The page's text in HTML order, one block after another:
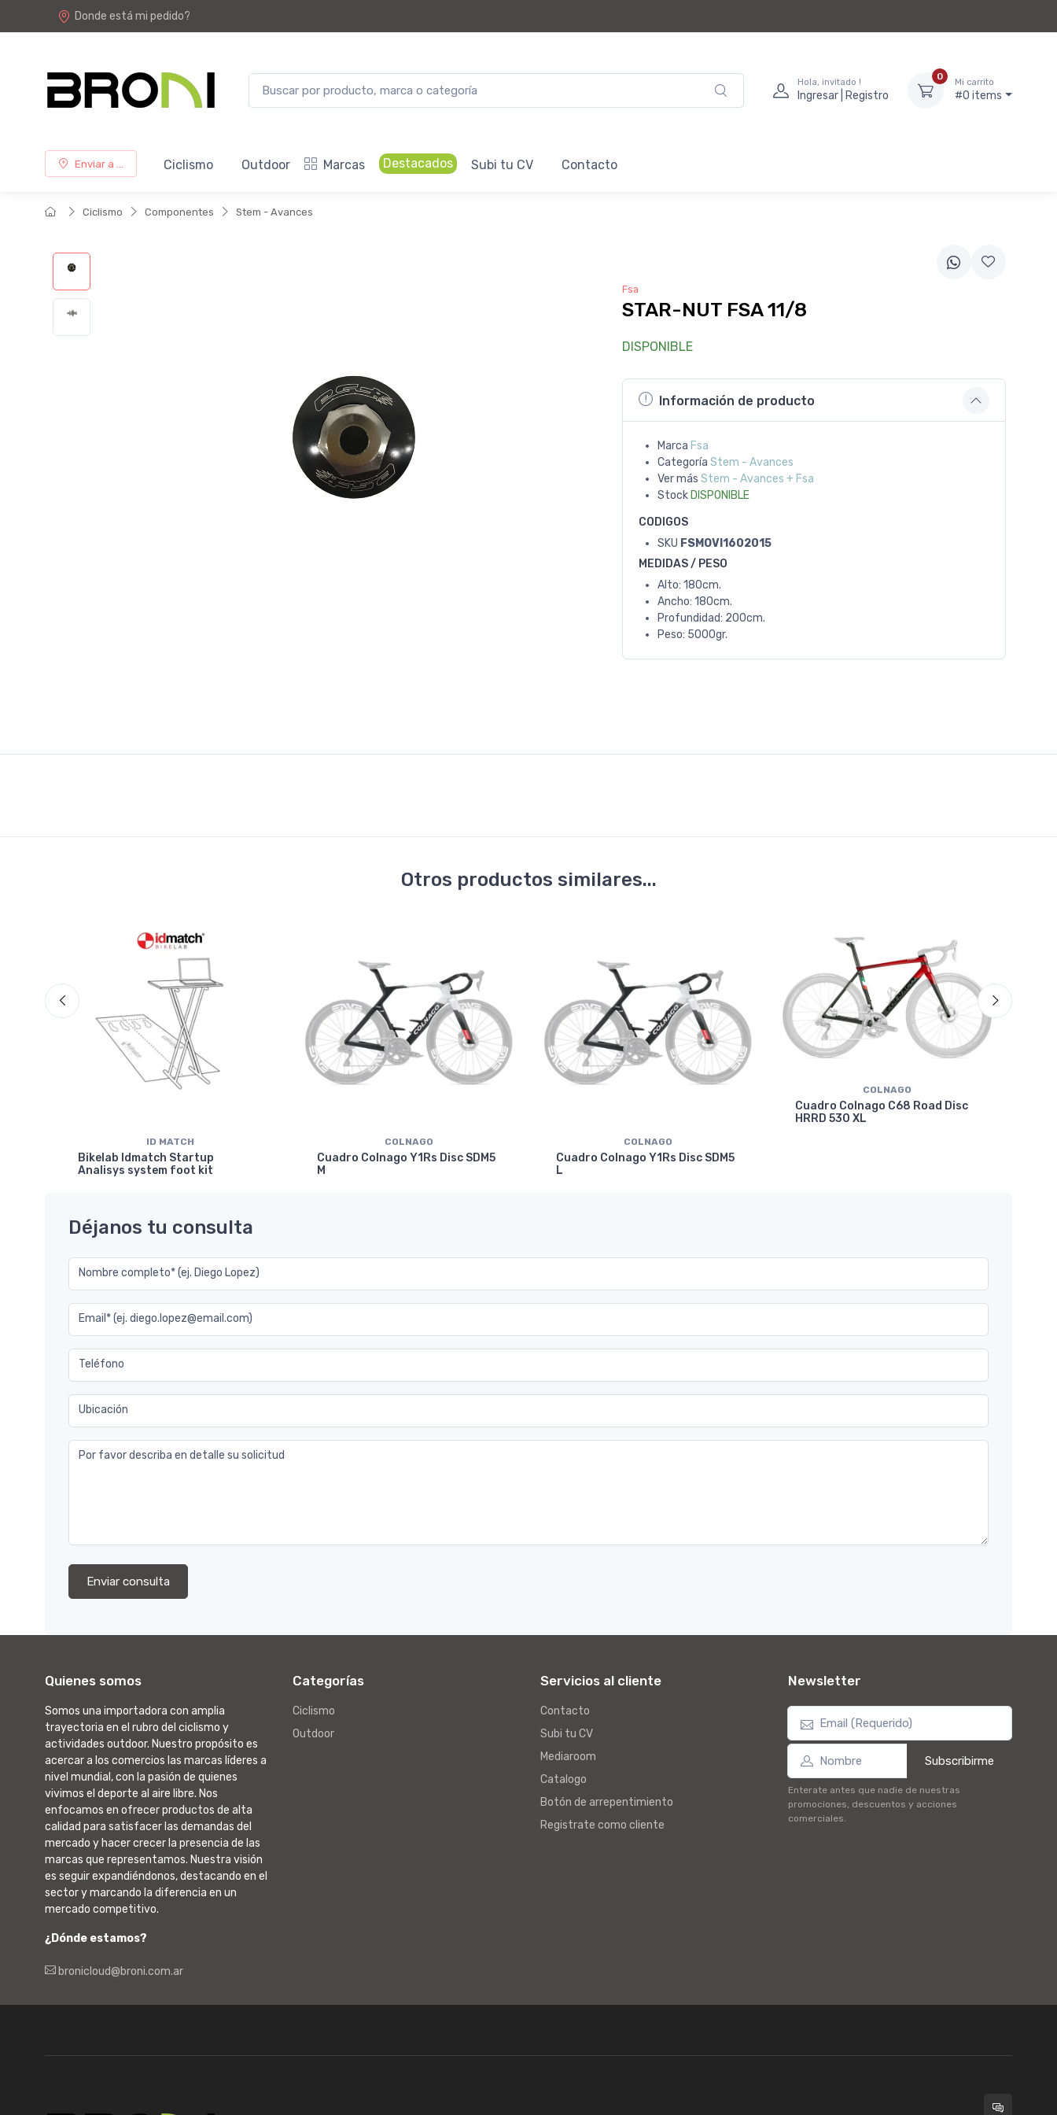
Donde está mi pedido?
Hola, invitado !
Ingresar | Registro
0
Mi carrito
#0 items
Enviar a ... Ciclismo Outdoor Marcas Destacados Subi tu CV Contacto
Ciclismo Componentes Stem - Avances
Fsa
STAR-NUT FSA 11/8
DISPONIBLE
Información de producto
Marca Fsa
Categoría Stem - Avances
Ver más Stem - Avances + Fsa
Stock DISPONIBLE
CODIGOS
SKU FSMOVI1602015
MEDIDAS / PESO
Alto: 180cm.
Ancho: 180cm.
Profundidad: 200cm.
Peso: 5000gr.
Otros productos similares...
ID MATCH
Bikelab Idmatch Startup
Analisys system foot kit
COLNAGO
Cuadro Colnago Y1Rs Disc SDM5
M
COLNAGO
Cuadro Colnago Y1Rs Disc SDM5
L
COLNAGO
Cuadro Colnago C68 Road Disc
HRRD 530 XL
Déjanos tu consulta
Nombre completo* (ej. Diego Lopez)
Email* (ej. diego.lopez@email.com)
Teléfono
Ubicación
Por favor describa en detalle su solicitud
Enviar consulta
Quienes somos
Somos una importadora con amplia
trayectoria en el rubro del ciclismo y
actividades outdoor. Nuestro propósito es
acercar a los comercios las marcas líderes a
nivel mundial, con la pasión de quienes
vivimos el deporte al aire libre. Nos
enfocamos en ofrecer productos de alta
calidad para satisfacer las demandas del
mercado y hacer crecer la presencia de las
marcas que representamos. Nuestra visión
es seguir expandiéndonos, destacando en el
sector y marcando la diferencia en un
mercado competitivo.
¿Dónde estamos?
bronicloud@broni.com.ar
Categorías
Ciclismo
Outdoor
Servicios al cliente
Contacto
Subi tu CV
Mediaroom
Catalogo
Botón de arrepentimiento
Registrate como cliente
Newsletter
Subscribirme
Enterate antes que nadie de nuestras
promociones, descuentos y acciones
comerciales.